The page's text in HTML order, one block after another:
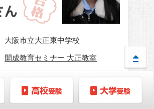
大阪市立大正東中学校
開成教育セミナー 大正教室
進みました。期末テストで良い
ことが出来ました。苦手な事や出